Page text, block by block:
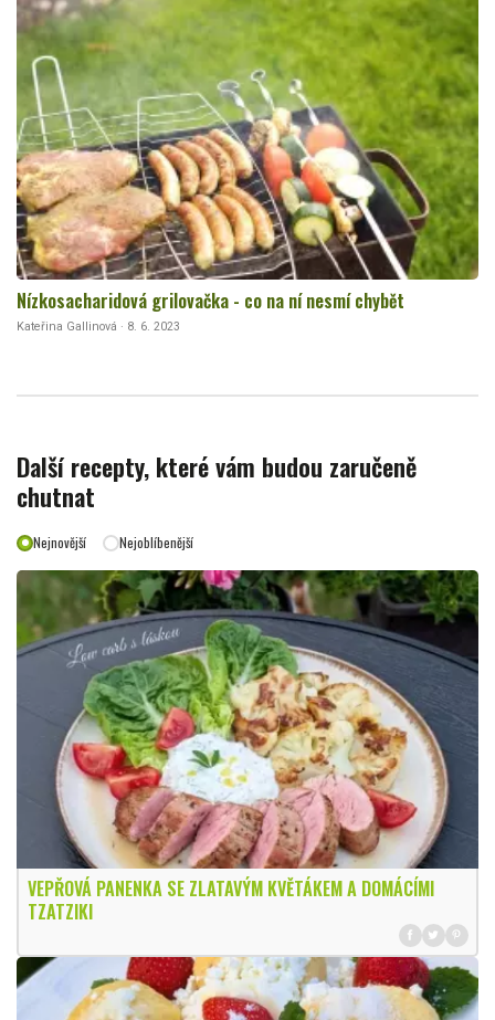
Nízkosacharidová grilovačka - co na ní nesmí chybět
Kateřina Gallinová · 8. 6. 2023
Další recepty, které vám budou zaručeně
chutnat
Nejnovější Nejoblíbenější
VEPŘOVÁ PANENKA SE ZLATAVÝM KVĚTÁKEM A DOMÁCÍMI
TZATZIKI